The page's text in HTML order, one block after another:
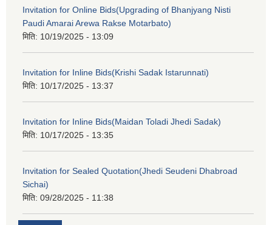
Invitation for Online Bids(Upgrading of Bhanjyang Nisti
Paudi Amarai Arewa Rakse Motarbato)
मिति: 10/19/2025 - 13:09
Invitation for Inline Bids(Krishi Sadak Istarunnati)
मिति: 10/17/2025 - 13:37
Invitation for Inline Bids(Maidan Toladi Jhedi Sadak)
मिति: 10/17/2025 - 13:35
Invitation for Sealed Quotation(Jhedi Seudeni Dhabroad
Sichai)
मिति: 09/28/2025 - 11:38